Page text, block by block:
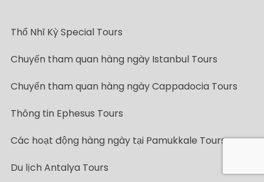
Thổ Nhĩ Kỳ Special Tours
Chuyến tham quan hàng ngày Istanbul Tours
Chuyến tham quan hàng ngày Cappadocia Tours
Thông tin Ephesus Tours
Các hoạt động hàng ngày tại Pamukkale Tours
Du lịch Antalya Tours